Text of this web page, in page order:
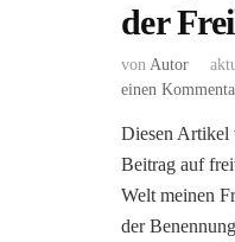
der
von Autor
einen
Diesen Artikel
Beitrag auf
Welt meinen
der